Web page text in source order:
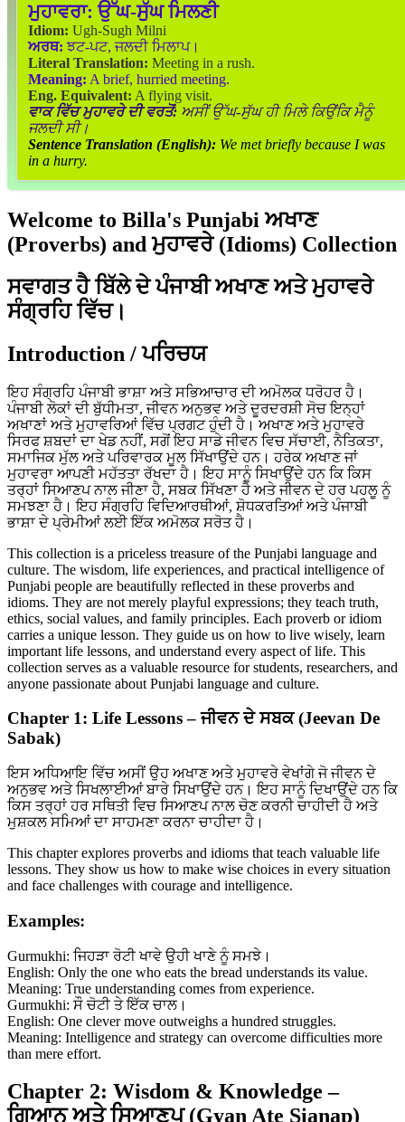
ਮੁਹਾਵਰਾ: ਉੱਘ-ਸੁੱਘ ਮਿਲਣੀ
Idiom: Ugh-Sugh Milni
ਅਰਥ: ਝਟ-ਪਟ, ਜਲਦੀ ਮਿਲਾਪ।
Literal Translation: Meeting in a rush.
Meaning: A brief, hurried meeting.
Eng. Equivalent: A flying visit.
ਵਾਕ ਵਿੱਚ ਮੁਹਾਵਰੇ ਦੀ ਵਰਤੋਂ: ਅਸੀਂ ਉੱਘ-ਸੁੱਘ ਹੀ ਮਿਲੇ ਕਿਉਂਕਿ ਮੈਨੂੰ
ਜਲਦੀ ਸੀ।
Sentence Translation (English): We met briefly because I was
in a hurry.
Welcome to Billa's Punjabi ਅਖਾਣ
(Proverbs) and ਮੁਹਾਵਰੇ (Idioms) Collection
ਸਵਾਗਤ ਹੈ ਬਿੱਲੇ ਦੇ ਪੰਜਾਬੀ ਅਖਾਣ ਅਤੇ ਮੁਹਾਵਰੇ
ਸੰਗ੍ਰਹਿ ਵਿੱਚ।
Introduction / ਪਰਿਚਯ
ਇਹ ਸੰਗ੍ਰਹਿ ਪੰਜਾਬੀ ਭਾਸ਼ਾ ਅਤੇ ਸਭਿਆਚਾਰ ਦੀ ਅਮੋਲਕ ਧਰੋਹਰ ਹੈ।
ਪੰਜਾਬੀ ਲੋਕਾਂ ਦੀ ਬੁੱਧੀਮਤਾ, ਜੀਵਨ ਅਨੁਭਵ ਅਤੇ ਦੂਰਦਰਸ਼ੀ ਸੋਚ ਇਨ੍ਹਾਂ
ਅਖਾਣਾਂ ਅਤੇ ਮੁਹਾਵਰਿਆਂ ਵਿੱਚ ਪ੍ਰਗਟ ਹੁੰਦੀ ਹੈ। ਅਖਾਣ ਅਤੇ ਮੁਹਾਵਰੇ
ਸਿਰਫ ਸ਼ਬਦਾਂ ਦਾ ਖੇਡ ਨਹੀਂ, ਸਗੋਂ ਇਹ ਸਾਡੇ ਜੀਵਨ ਵਿਚ ਸੱਚਾਈ, ਨੈਤਿਕਤਾ,
ਸਮਾਜਿਕ ਮੁੱਲ ਅਤੇ ਪਰਿਵਾਰਕ ਮੂਲ ਸਿੱਖਾਉਂਦੇ ਹਨ। ਹਰੇਕ ਅਖਾਣ ਜਾਂ
ਮੁਹਾਵਰਾ ਆਪਣੀ ਮਹੱਤਤਾ ਰੱਖਦਾ ਹੈ। ਇਹ ਸਾਨੂੰ ਸਿਖਾਉਂਦੇ ਹਨ ਕਿ ਕਿਸ
ਤਰ੍ਹਾਂ ਸਿਆਣਪ ਨਾਲ ਜੀਣਾ ਹੈ, ਸਬਕ ਸਿੱਖਣਾ ਹੈ ਅਤੇ ਜੀਵਨ ਦੇ ਹਰ ਪਹਲੂ ਨੂੰ
ਸਮਝਣਾ ਹੈ। ਇਹ ਸੰਗ੍ਰਹਿ ਵਿਦਿਆਰਥੀਆਂ, ਸ਼ੋਧਕਰਤਿਆਂ ਅਤੇ ਪੰਜਾਬੀ
ਭਾਸ਼ਾ ਦੇ ਪ੍ਰੇਮੀਆਂ ਲਈ ਇੱਕ ਅਮੋਲਕ ਸਰੋਤ ਹੈ।
This collection is a priceless treasure of the Punjabi language and
culture. The wisdom, life experiences, and practical intelligence of
Punjabi people are beautifully reflected in these proverbs and
idioms. They are not merely playful expressions; they teach truth,
ethics, social values, and family principles. Each proverb or idiom
carries a unique lesson. They guide us on how to live wisely, learn
important life lessons, and understand every aspect of life. This
collection serves as a valuable resource for students, researchers, and
anyone passionate about Punjabi language and culture.
Chapter 1: Life Lessons – ਜੀਵਨ ਦੇ ਸਬਕ (Jeevan De
Sabak)
ਇਸ ਅਧਿਆਇ ਵਿੱਚ ਅਸੀਂ ਉਹ ਅਖਾਣ ਅਤੇ ਮੁਹਾਵਰੇ ਵੇਖਾਂਗੇ ਜੋ ਜੀਵਨ ਦੇ
ਅਨੁਭਵ ਅਤੇ ਸਿਖਲਾਈਆਂ ਬਾਰੇ ਸਿਖਾਉਂਦੇ ਹਨ। ਇਹ ਸਾਨੂੰ ਦਿਖਾਉਂਦੇ ਹਨ ਕਿ
ਕਿਸ ਤਰ੍ਹਾਂ ਹਰ ਸਥਿਤੀ ਵਿਚ ਸਿਆਣਪ ਨਾਲ ਚੋਣ ਕਰਨੀ ਚਾਹੀਦੀ ਹੈ ਅਤੇ
ਮੁਸ਼ਕਲ ਸਮਿਆਂ ਦਾ ਸਾਹਮਣਾ ਕਰਨਾ ਚਾਹੀਦਾ ਹੈ।
This chapter explores proverbs and idioms that teach valuable life
lessons. They show us how to make wise choices in every situation
and face challenges with courage and intelligence.
Examples:
Gurmukhi: ਜਿਹੜਾ ਰੋਟੀ ਖਾਵੇ ਉਹੀ ਖਾਣੇ ਨੂੰ ਸਮਝੇ।
English: Only the one who eats the bread understands its value.
Meaning: True understanding comes from experience.
Gurmukhi: ਸੌ ਚੋਟੀ ਤੇ ਇੱਕ ਚਾਲ।
English: One clever move outweighs a hundred struggles.
Meaning: Intelligence and strategy can overcome difficulties more
than mere effort.
Chapter 2: Wisdom & Knowledge –
ਗਿਆਨ ਅਤੇ ਸਿਆਣਪ (Gyan Ate Sianap)